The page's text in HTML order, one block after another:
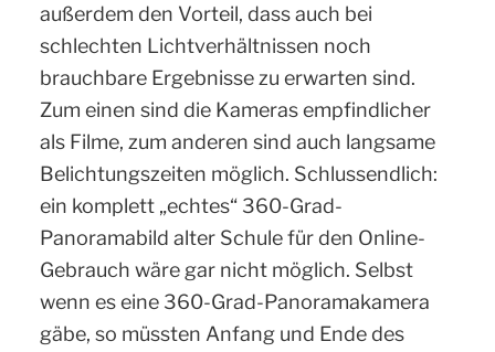
außerdem den Vorteil, dass auch bei
schlechten Lichtverhältnissen noch
brauchbare Ergebnisse zu erwarten sind.
Zum einen sind die Kameras empfindlicher
als Filme, zum anderen sind auch langsame
Belichtungszeiten möglich. Schlussendlich:
ein komplett „echtes“ 360-Grad-
Panoramabild alter Schule für den Online-
Gebrauch wäre gar nicht möglich. Selbst
wenn es eine 360-Grad-Panoramakamera
gäbe, so müssten Anfang und Ende des